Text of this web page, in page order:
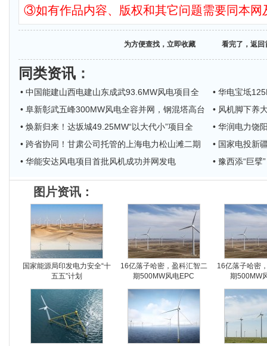
③如有作品内容、版权和其它问题需要同本网
为方便查找，立即收藏 看完了，返回
同类资讯 ：
• 中国能建山西电建山东成武93.6MW风电项目全
• 华电宝坻
• 阜新彰武五峰300MW风电全容并网，钢混塔高台
• 风机脚下养
• 焕新归来！达坂城49.25MW“以大代小”项目全
• 华润电力饶
• 跨省协同！甘肃公司托管的上海电力松山滩二期
• 国家电投新
• 华能安达风电项目首批风机成功并网发电
• 豫西添“巨
图片资讯：
国家能源局印发电力安全“十
五五”计划
16亿落子哈密，盈科汇智二
期500MW风电EPC
16亿落子哈密
期500MW